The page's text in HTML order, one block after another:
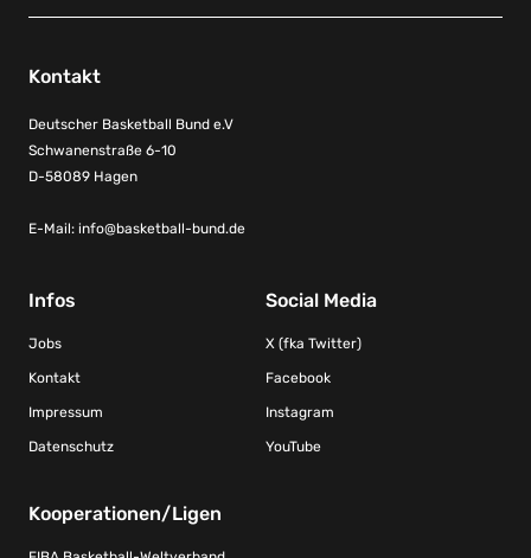
Kontakt
Deutscher Basketball Bund e.V
Schwanenstraße 6-10
D-58089 Hagen
E-Mail: info@basketball-bund.de
Infos
Jobs
Kontakt
Impressum
Datenschutz
Social Media
X (fka Twitter)
Facebook
Instagram
YouTube
Kooperationen/Ligen